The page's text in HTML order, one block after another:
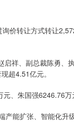
价转让方式转让
祥、副总裁陈勇、
超4.51亿元。
、朱国强6246.76万
产能扩张、智能化升